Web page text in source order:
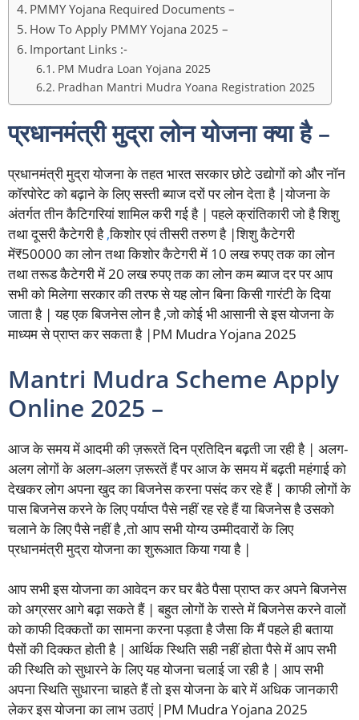
PMMY Yojana Required Documents –
How To Apply PMMY Yojana 2025 –
Important Links :-
PM Mudra Loan Yojana 2025
Pradhan Mantri Mudra Yoana Registration 2025
प्रधानमंत्री मुद्रा लोन योजना क्या है –
प्रधानमंत्री मुद्रा योजना के तहत भारत सरकार छोटे उद्योगों को और नॉन
कॉरपोरेट को बढ़ाने के लिए सस्ती ब्याज दरों पर लोन देता है |योजना के
अंतर्गत तीन कैटिगरियां शामिल करी गई है | पहले क्रांतिकारी जो है शिशु
तथा दूसरी कैटेगरी है,किशोर एवं तीसरी तरुण है |शिशु कैटेगरी
में₹50000 का लोन तथा किशोर कैटेगरी में 10 लख रुपए तक का लोन
तथा तरूड कैटेगरी में 20 लख रुपए तक का लोन कम ब्याज दर पर आप
सभी को मिलेगा सरकार की तरफ से यह लोन बिना किसी गारंटी के दिया
जाता है | यह एक बिजनेस लोन है ,जो कोई भी आसानी से इस योजना के
माध्यम से प्राप्त कर सकता है |PM Mudra Yojana 2025
Mantri Mudra Scheme Apply
Online 2025 –
आज के समय में आदमी की ज़रूरतें दिन प्रतिदिन बढ़ती जा रही है | अलग-
अलग लोगों के अलग-अलग ज़रूरतें हैं पर आज के समय में बढ़ती महंगाई को
देखकर लोग अपना खुद का बिजनेस करना पसंद कर रहे हैं | काफी लोगों के
पास बिजनेस करने के लिए पर्याप्त पैसे नहीं रह रहे हैं या बिजनेस है उसको
चलाने के लिए पैसे नहीं है ,तो आप सभी योग्य उम्मीदवारों के लिए
प्रधानमंत्री मुद्रा योजना का शुरूआत किया गया है |
आप सभी इस योजना का आवेदन कर घर बैठे पैसा प्राप्त कर अपने बिजनेस
को अग्रसर आगे बढ़ा सकते हैं | बहुत लोगों के रास्ते में बिजनेस करने वालों
को काफी दिक्कतों का सामना करना पड़ता है जैसा कि मैं पहले ही बताया
पैसों की दिक्कत होती है | आर्थिक स्थिति सही नहीं होता पैसे में आप सभी
की स्थिति को सुधारने के लिए यह योजना चलाई जा रही है | आप सभी
अपना स्थिति सुधारना चाहते हैं तो इस योजना के बारे में अधिक जानकारी
लेकर इस योजना का लाभ उठाएं |PM Mudra Yojana 2025